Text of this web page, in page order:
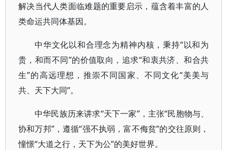
解决当代人类面临难题的重要启示，蕴含着丰富的人
类命运共同体基因。
中华文化以和合理念为精神内核，秉持“以和为
贵，和而不同”的价值取向，追求“和衷共济、和合共
生”的高远理想，推崇不同国家、不同文化“美美与
共、天下大同”。
中华民族历来讲求“天下一家”，主张“民胞物与、
协和万邦”，遵循“强不执弱，富不侮贫”的交往原则，
憧憬“大道之行，天下为公”的美好世界。